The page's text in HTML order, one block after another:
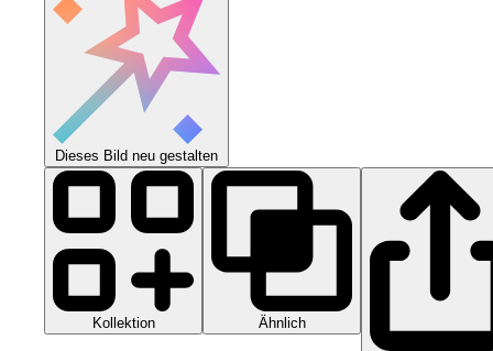
Dieses Bild neu gestalten
Kollektion Ähnlich